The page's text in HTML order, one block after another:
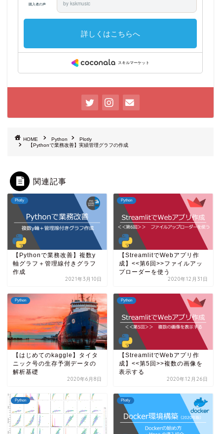
HOME Python
Plotly
【Pythonで業務改善】実績管理グラフの作成
関連記事
Plotly
【Pythonで業務改善】複数y
軸グラフ＋管理線付きグラフ
作成
2021年3月10日
Python
【StreamlitでWebアプリ作
成】<<第6回>>ファイルアッ
プローダーを使う
2020年12月31日
Python
【はじめてのkaggle】タイタ
ニック号の生存予測データの
解析基礎
2020年6月8日
Python
【StreamlitでWebアプリ作
成】<<第5回>>複数の画像を
表示する
2020年12月26日
Python Plotly